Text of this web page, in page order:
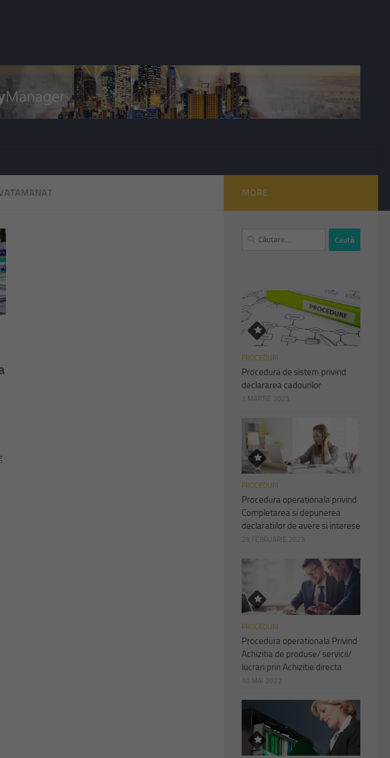
MORE
Caută
PROCEDURI
Procedura de sistem privind
declararea cadourilor
1 MARTIE 2023
PROCEDURI
Procedura operationala privind
Completarea si depunerea
declaratiilor de avere si interese
28 FEBRUARIE 2023
PROCEDURI
Procedura operationala Privind
Achizitia de produse/ servicii/
lucrari prin Achizitie directa
10 MAI 2022